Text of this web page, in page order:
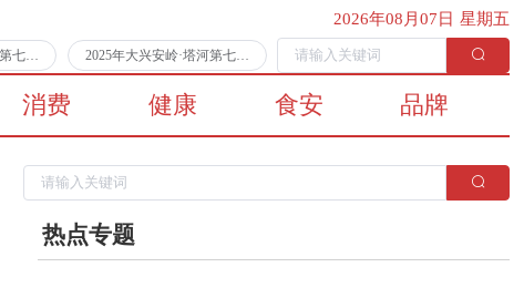
2026年08月07日 星期五
七届全国森林自行车赛第二日比赛顺利完赛
2025年大兴安岭·塔河第七届全国森林自行车赛将于7月11日拉开战幕
消费 健康 食安 品牌
热点专题